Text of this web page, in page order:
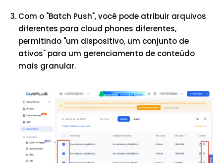
Com o "Batch Push", você pode atribuir arquivos
diferentes para cloud phones diferentes,
permitindo "um dispositivo, um conjunto de
ativos" para um gerenciamento de conteúdo
mais granular.